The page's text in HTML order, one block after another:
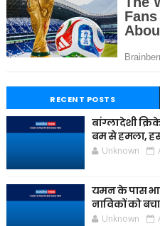
RECENT POSTS
बांग्लादेशी
बम से हमला,
Unknown
यमन के पास
नाविकों को
Unknown